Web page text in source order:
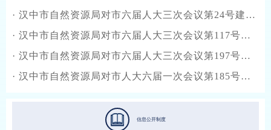
· 汉中市自然资源局对市六届人大三次会议第24号建议的答复函
· 汉中市自然资源局对市六届人大三次会议第117号建议的答复函
· 汉中市自然资源局对市六届人大三次会议第197号建议的答复函
· 汉中市自然资源局对市人大六届一次会议第185号建议的答复函
信息公开制度